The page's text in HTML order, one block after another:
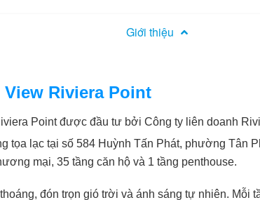
Giới thiệu
Riviera Point
Point được đầu tư bởi Công ty liên doanh
tọa lạc tại số 584 Huỳnh Tấn Phát, phường Tân
mại, 35 tầng căn hộ và 1 tầng penthouse.
đón trọn gió trời và ánh sáng tự nhiên. Mỗi